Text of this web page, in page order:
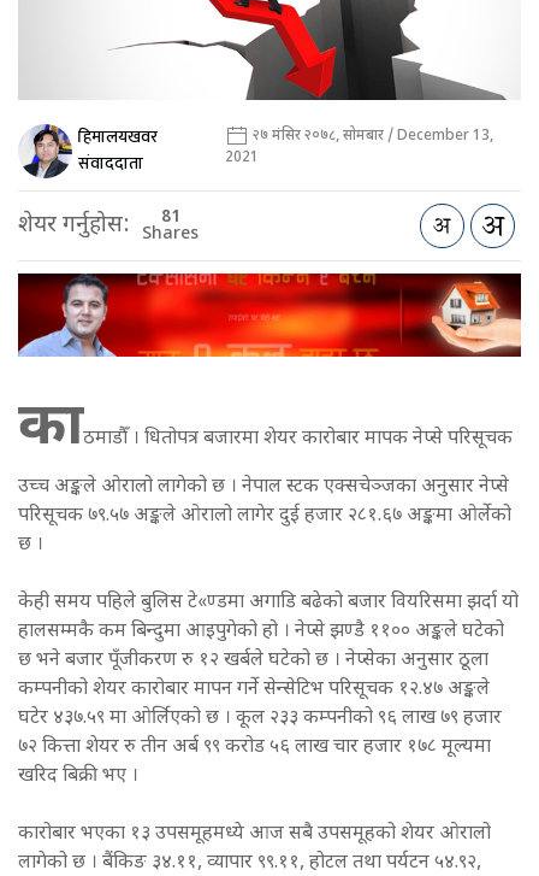
हिमालयखवर
संवाददाता
२७ मंसिर २०७८, सोमबार / December 13,
2021
शेयर गर्नुहोस: 81
Shares
काठमाडौँ । धितोपत्र बजारमा शेयर कारोबार मापक नेप्से परिसूचक
उच्च अङ्कले ओरालो लागेको छ । नेपाल स्टक एक्सचेञ्जका अनुसार नेप्से
परिसूचक ७९.५७ अङ्कले ओरालो लागेर दुई हजार २८१.६७ अङ्कमा ओर्लेको
छ ।
केही समय पहिले बुलिस टे«ण्डमा अगाडि बढेको बजार वियरिसमा झर्दा यो
हालसम्मकै कम बिन्दुमा आइपुगेको हो । नेप्से झण्डै ११०० अङ्कले घटेको
छ भने बजार पूँजीकरण रु १२ खर्बले घटेको छ । नेप्सेका अनुसार ठूला
कम्पनीको शेयर कारोबार मापन गर्ने सेन्सेटिभ परिसूचक १२.४७ अङ्कले
घटेर ४३७.५९ मा ओर्लिएको छ । कूल २३३ कम्पनीको ९६ लाख ७९ हजार
७२ कित्ता शेयर रु तीन अर्ब ९९ करोड ५६ लाख चार हजार १७८ मूल्यमा
खरिद बिक्री भए ।
कारोबार भएका १३ उपसमूहमध्ये आज सबै उपसमूहको शेयर ओरालो
लागेको छ । बैंकिङ ३४.११, व्यापार ९९.११, होटल तथा पर्यटन ५४.९२,